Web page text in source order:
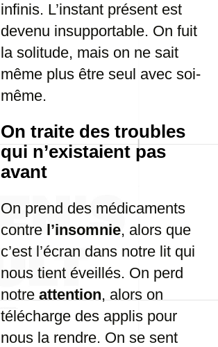
infinis. L’instant présent est
devenu insupportable. On fuit
la solitude, mais on ne sait
même plus être seul avec soi-
même.
On traite des troubles
qui n’existaient pas
avant
On prend des médicaments
contre l’insomnie, alors que
c’est l’écran dans notre lit qui
nous tient éveillés. On perd
notre attention, alors on
télécharge des applis pour
nous la rendre. On se sent